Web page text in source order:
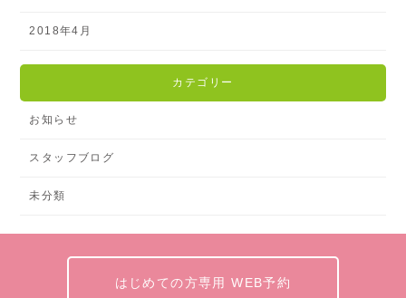
2018年4月
カテゴリー
お知らせ
スタッフブログ
未分類
はじめての方専用 WEB予約